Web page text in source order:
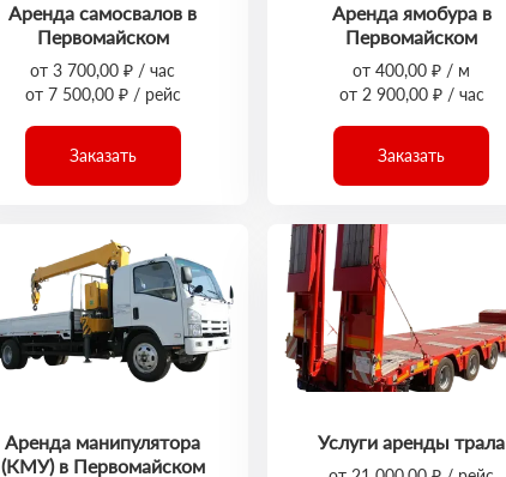
Аренда самосвалов в
Первомайском
от 3 700,00 ₽ / час
от 7 500,00 ₽ / рейс
Заказать
Аренда ямобура в
Первомайском
от 400,00 ₽ / м
от 2 900,00 ₽ / час
Заказать
Аренда манипулятора
(КМУ) в Первомайском
Услуги аренды трала